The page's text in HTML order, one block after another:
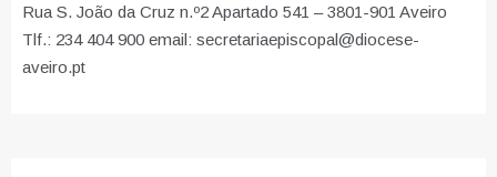
Rua S. João da Cruz n.º2 Apartado 541 – 3801-901 Aveiro
Tlf.: 234 404 900 email: secretariaepiscopal@diocese-
aveiro.pt